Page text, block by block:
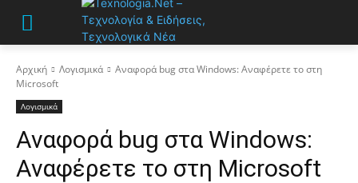
Αρχική Λογισμικά
Αναφορά bug στα Windows: Αναφέρετε το στη
Microsoft
Λογισμικά
Αναφορά bug στα Windows:
Αναφέρετε το στη Microsoft